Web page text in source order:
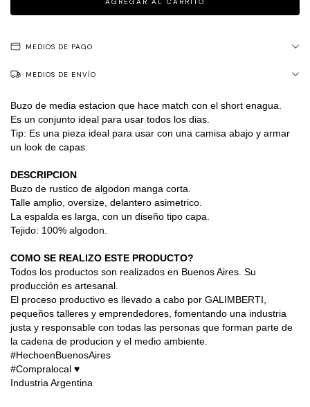
MEDIOS DE PAGO
MEDIOS DE ENVÍO
Buzo de media estacion que hace match con el short enagua.
Es un conjunto ideal para usar todos los dias.
Tip: Es una pieza ideal para usar con una camisa abajo y armar
un look de capas.
DESCRIPCION
Buzo de rustico de algodon manga corta.
Talle amplio, oversize, delantero asimetrico.
La espalda es larga, con un diseño tipo capa.
Tejido: 100% algodon.
COMO SE REALIZO ESTE PRODUCTO?
Todos los productos son realizados en Buenos Aires. Su
producción es artesanal.
El proceso productivo es llevado a cabo por GALIMBERTI,
pequeños talleres y emprendedores, fomentando una industria
justa y responsable con todas las personas que forman parte de
la cadena de producion y el medio ambiente.
#HechoenBuenosAires
#Compralocal ♥
Industria Argentina